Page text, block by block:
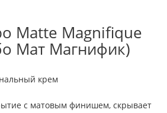
Matte Magnifique
Мат Магнифик)
крем
с матовым финишем, скрывает